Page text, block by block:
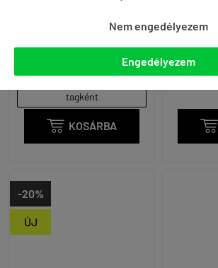
Nem engedélyezem
Engedélyezem
akár -12% és ingyenes
tagként
 KOSÁRBA 
ÚJ
-20%